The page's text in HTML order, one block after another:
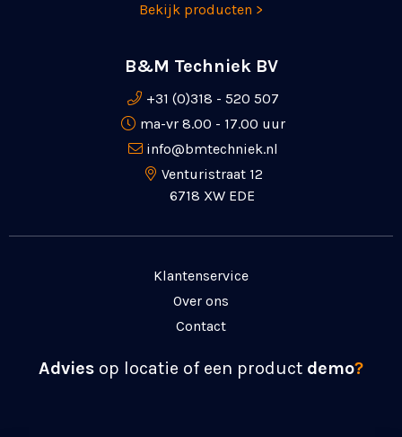
Bekijk producten >
B&M Techniek BV
+31 (0)318 - 520 507
ma-vr 8.00 - 17.00 uur
info@bmtechniek.nl
Venturistraat 12
6718 XW EDE
Klantenservice
Over ons
Contact
Advies op locatie of een product demo?